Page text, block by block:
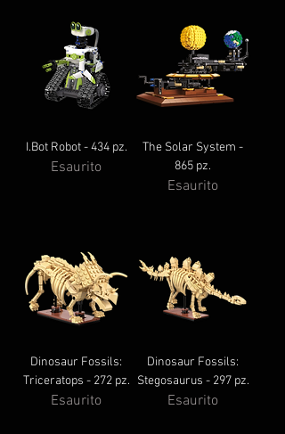
I.Bot Robot - 434 pz.
Esaurito
The Solar System -
865 pz.
Esaurito
Dinosaur Fossils:
Triceratops - 272 pz.
Esaurito
Dinosaur Fossils:
Stegosaurus - 297 pz.
Esaurito